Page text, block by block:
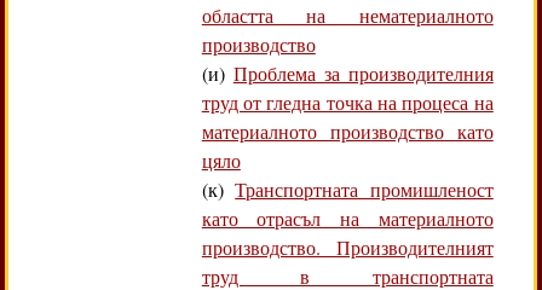
областта на нематериалното
производство
(и) Проблема за производителния
труд от гледна точка на процеса на
материалното производство като
цяло
(к)Транспортната промишленост
като отрасъл на материалното
производство. Производителният
труд в транспортната